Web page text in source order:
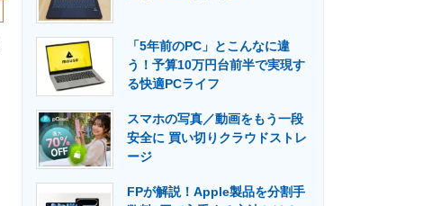
「5年前のPC」とこんなに違
う！予算10万円台前半で実現す
る快適PCライフ
スマホの写真／動画をもう一段
安全に 買い切りクラウドストレ
ージ
FPが解説！Apple製品を分割手